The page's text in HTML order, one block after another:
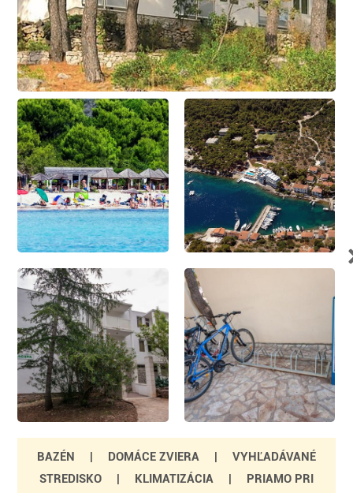
BAZÉN | DOMÁCE ZVIERA |
VYHĽADÁVANÉ
STREDISKO
| KLIMATIZÁCIA |
PRIAMO PRI